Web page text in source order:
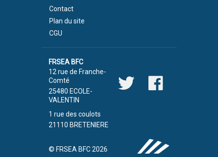
Contact
Plan du site
CGU
FRSEA BFC
12 rue de Franche-
Comté
25480 ECOLE-
VALENTIN
1 rue des coulots
21110 BRETENIERE
© FRSEA BFC 2026